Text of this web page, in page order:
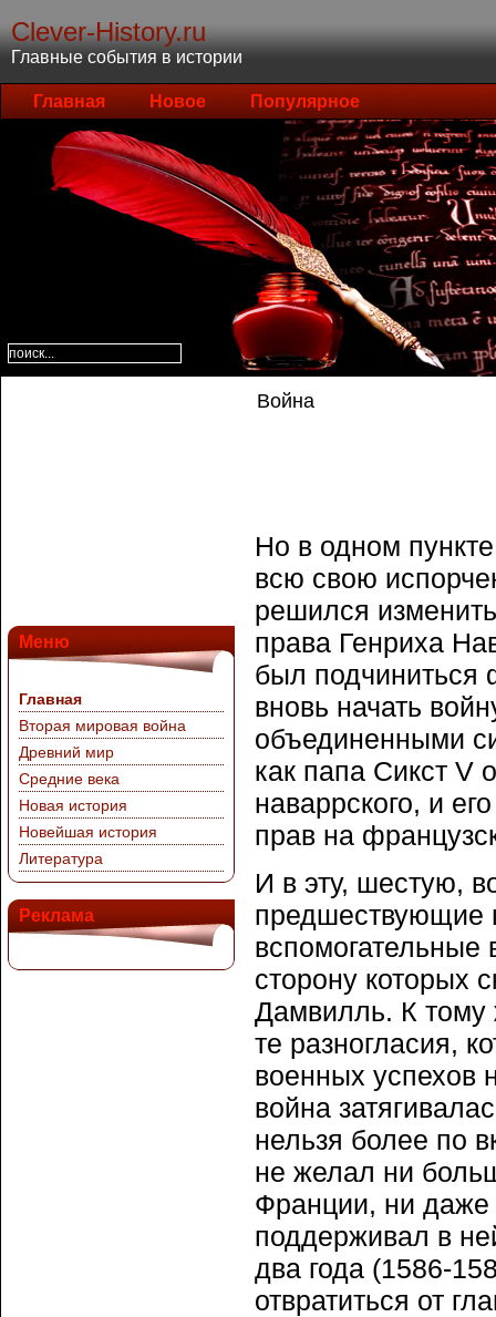
Clever-History.ru
Главные события в истории
Главная Новое Популярное
Меню
Главная
Вторая мировая война
Древний мир
Средние века
Новая история
Новейшая история
Литература
Реклама
Война
Но в одном
всю свою
решился
права Генриха
был подчиниться
вновь начать
объединенными
как папа Сикст V
наваррского, и
прав на
И в эту, шестую,
предшествующие
вспомогательные
сторону которых
Дамвилль. К тому
те разногласия,
военных успехов
война
нельзя более по
не желал ни
Франции, ни даже
поддерживал в
два года (1586-
отвратиться от